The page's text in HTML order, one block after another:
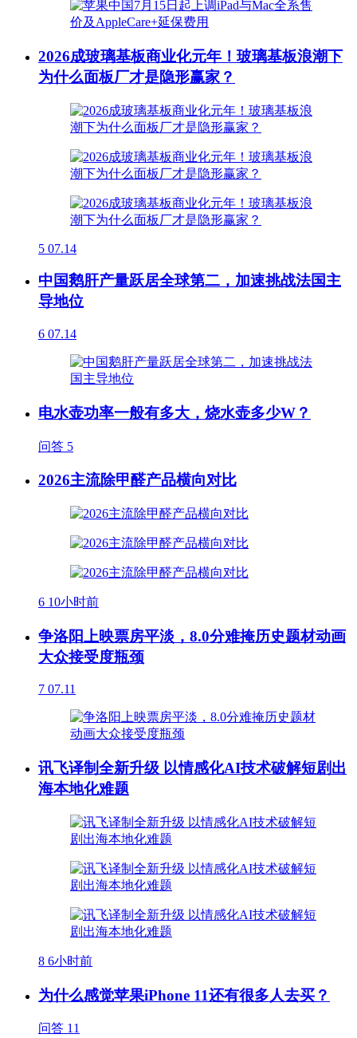
2026成玻璃基板商业化元年！玻璃基板浪潮下
为什么面板厂才是隐形赢家？
5 07.14
中国鹅肝产量跃居全球第二，加速挑战法国主
导地位
6 07.14
电水壶功率一般有多大，烧水壶多少W？
问答 5
2026主流除甲醛产品横向对比
6 10小时前
争洛阳上映票房平淡，8.0分难掩历史题材动画
大众接受度瓶颈
7 07.11
讯飞译制全新升级 以情感化AI技术破解短剧出
海本地化难题
8 6小时前
为什么感觉苹果iPhone 11还有很多人去买？
问答 11